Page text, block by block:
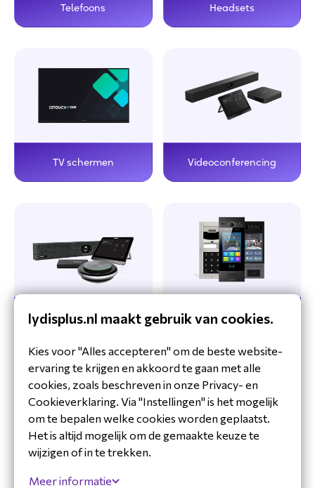
Telefoons Headsets
TV schermen Videoconferencing
Audioconferencing Intercoms
lydisplus.nl maakt gebruik van cookies.
Kies voor "Alles accepteren" om de beste website-
ervaring te krijgen en akkoord te gaan met alle
cookies, zoals beschreven in onze Privacy- en
Cookieverklaring. Via "Instellingen" is het mogelijk
om te bepalen welke cookies worden geplaatst.
Het is altijd mogelijk om de gemaakte keuze te
wijzigen of in te trekken.
Meer informatie